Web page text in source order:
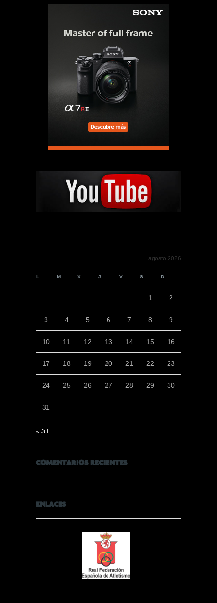
agosto 2026
L M X J V S D
1 2
3 4 5 6 7 8 9
10 11 12 13 14 15 16
17 18 19 20 21 22 23
24 25 26 27 28 29 30
31
« Jul
COMENTARIOS RECIENTES
ENLACES